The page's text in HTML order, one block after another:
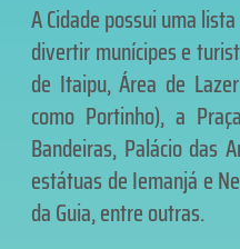
A Cidade possui uma
divertir munícipes e
de Itaipu, Área de
como Portinho), a
Bandeiras, Palácio das
estátuas de Iemanjá e
da Guia, entre outras.